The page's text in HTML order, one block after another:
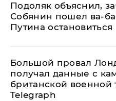
Подоляк объяснил,
Собянин пошел ва-
Путина остановиться
Большой провал
получал данные с
британской военной
Telegraph